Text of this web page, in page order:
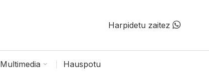
Harpidetu zaitez
Multimedia Hauspotu